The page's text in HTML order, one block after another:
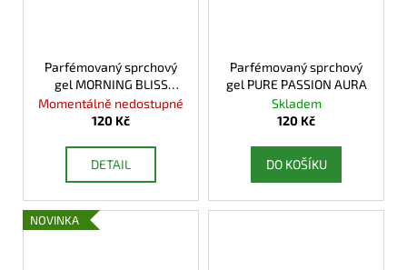
Parfémovaný sprchový
gel MORNING BLISS
AURA
Momentálně nedostupné
120 Kč
DETAIL
Parfémovaný sprchový
gel PURE PASSION AURA
Skladem
120 Kč
DO KOŠÍKU
NOVINKA